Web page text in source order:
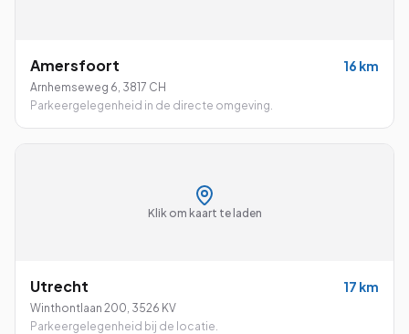
Amersfoort 16 km
Arnhemseweg 6, 3817 CH
Parkeergelegenheid in de directe omgeving.
Klik om kaart te laden
Utrecht 17 km
Winthontlaan 200, 3526 KV
Parkeergelegenheid bij de locatie.